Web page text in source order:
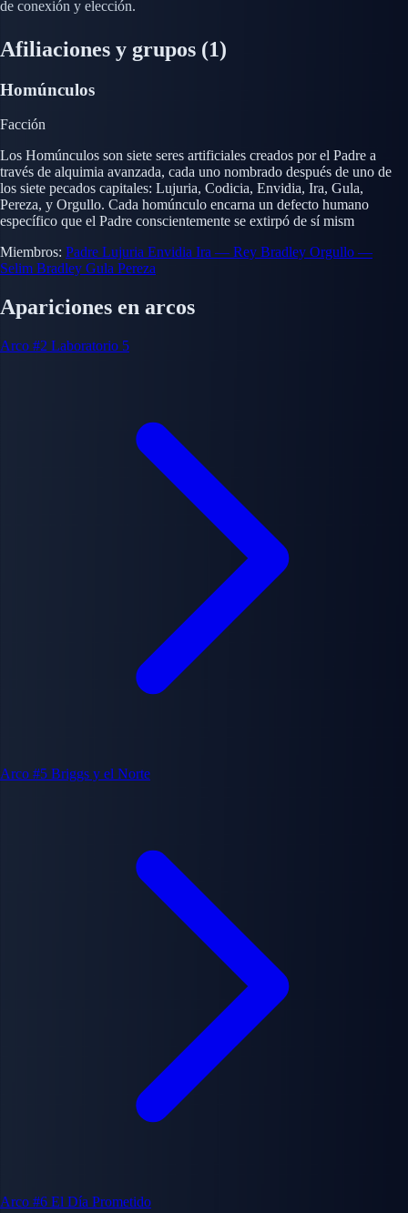
de conexión y elección.
Afiliaciones y grupos (1)
Homúnculos
Facción
Los Homúnculos son siete seres artificiales creados por el Padre a
través de alquimia avanzada, cada uno nombrado después de uno de
los siete pecados capitales: Lujuria, Codicia, Envidia, Ira, Gula,
Pereza, y Orgullo. Cada homúnculo encarna un defecto humano
específico que el Padre conscientemente se extirpó de sí mism
Miembros: Padre Lujuria Envidia Ira — Rey Bradley Orgullo —
Selim Bradley Gula Pereza
Apariciones en arcos
Arco #2 Laboratorio 5
Arco #5 Briggs y el Norte
Arco #6 El Día Prometido